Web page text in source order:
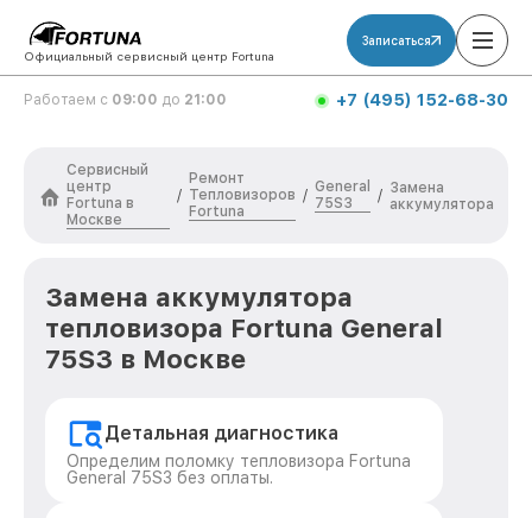
Официальный сервисный центр Fortuna
Записаться
Работаем с 09:00 до 21:00 +7 (495) 152-68-30
Сервисный
центр
Fortuna в
Москве
/
Ремонт
Тепловизоров
Fortuna
/
General
75S3
/ Замена
аккумулятора
Замена аккумулятора
тепловизора Fortuna General
75S3 в Москве
Детальная диагностика
Определим поломку тепловизора Fortuna
General 75S3 без оплаты.